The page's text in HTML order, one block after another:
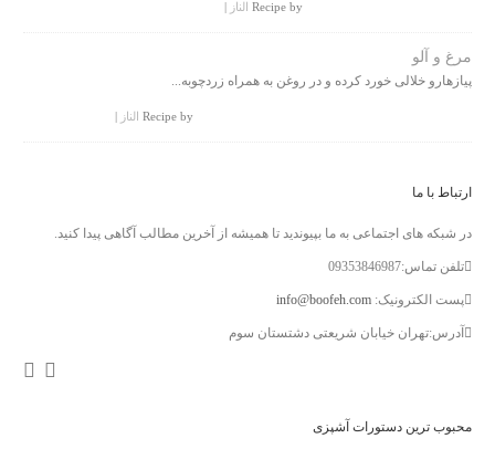
Recipe by الناز |
مرغ و آلو
پیازهارو خلالی خورد کرده و در روغن به همراه زردچوبه...
Recipe by الناز |
ارتباط با ما
در شبکه های اجتماعی به ما بپیوندید تا همیشه از آخرین مطالب آگاهی پیدا کنید.
تلفن تماس:09353846987
پست الکترونیک:info@boofeh.com
آدرس:تهران خیابان شریعتی دشتستان سوم
محبوب ترین دستورات آشپزی